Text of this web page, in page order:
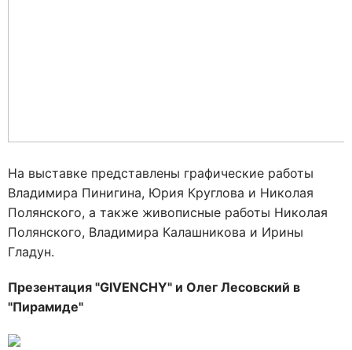
На выставке представлены графические работы
Владимира Пинигина, Юрия Круглова и Николая
Полянского, а также живописные работы Николая
Полянского, Владимира Калашникова и Ирины
Гладун.
Презентация "GIVENCHY" и Олег Лесовский в
"Пирамиде"